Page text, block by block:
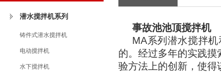
潜水搅拌机系列
铸件式潜水搅拌机
电动搅拌机
水下搅拌机
事故池池顶搅拌机
MA系列潜水搅拌
的。经过多年的实践
验方法上的创新，使